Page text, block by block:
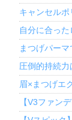
キャンセルポ
自分に合っ
まつげパー
圧倒的持続
眉×まつげエ
【V3ファン